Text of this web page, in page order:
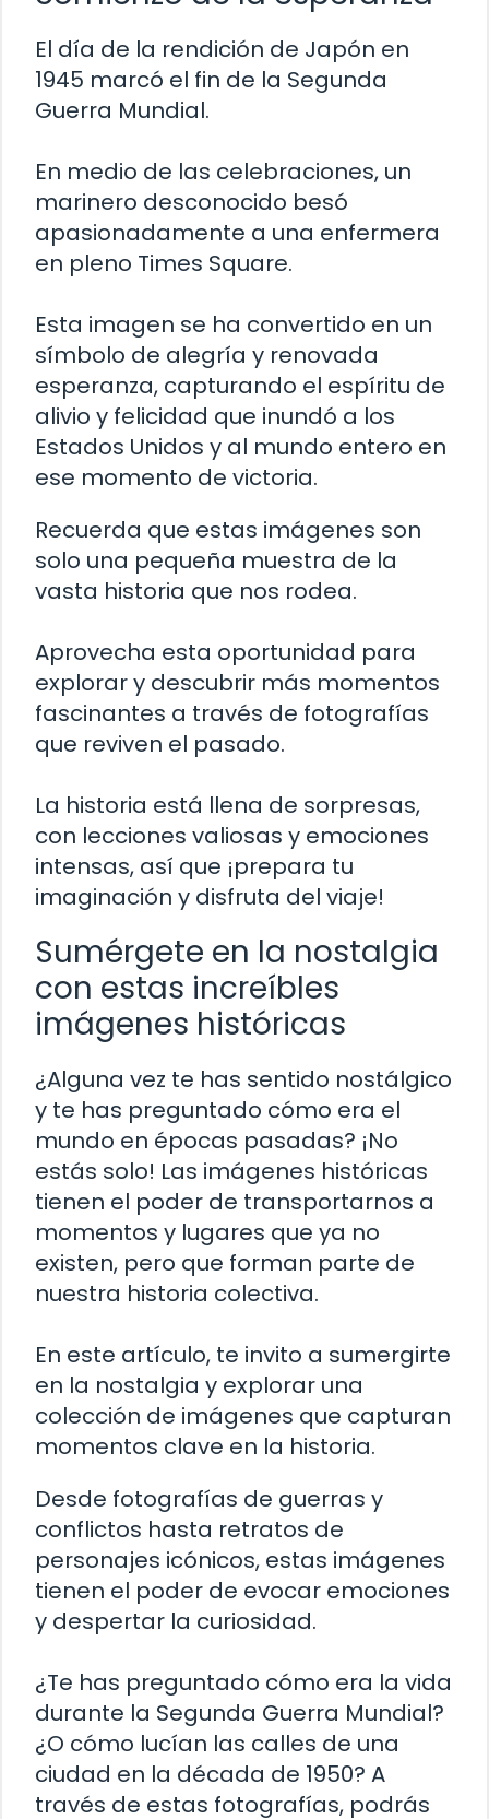
El día de la rendición de Japón en
1945 marcó el fin de la Segunda
Guerra Mundial.
En medio de las celebraciones, un
marinero desconocido besó
apasionadamente a una enfermera
en pleno Times Square.
Esta imagen se ha convertido en un
símbolo de alegría y renovada
esperanza, capturando el espíritu de
alivio y felicidad que inundó a los
Estados Unidos y al mundo entero en
ese momento de victoria.
Recuerda que estas imágenes son
solo una pequeña muestra de la
vasta historia que nos rodea.
Aprovecha esta oportunidad para
explorar y descubrir más momentos
fascinantes a través de fotografías
que reviven el pasado.
La historia está llena de sorpresas,
con lecciones valiosas y emociones
intensas, así que ¡prepara tu
imaginación y disfruta del viaje!
Sumérgete en la nostalgia
con estas increíbles
imágenes históricas
¿Alguna vez te has sentido nostálgico
y te has preguntado cómo era el
mundo en épocas pasadas? ¡No
estás solo! Las imágenes históricas
tienen el poder de transportarnos a
momentos y lugares que ya no
existen, pero que forman parte de
nuestra historia colectiva.
En este artículo, te invito a sumergirte
en la nostalgia y explorar una
colección de imágenes que capturan
momentos clave en la historia.
Desde fotografías de guerras y
conflictos hasta retratos de
personajes icónicos, estas imágenes
tienen el poder de evocar emociones
y despertar la curiosidad.
¿Te has preguntado cómo era la vida
durante la Segunda Guerra Mundial?
¿O cómo lucían las calles de una
ciudad en la década de 1950? A
través de estas fotografías, podrás